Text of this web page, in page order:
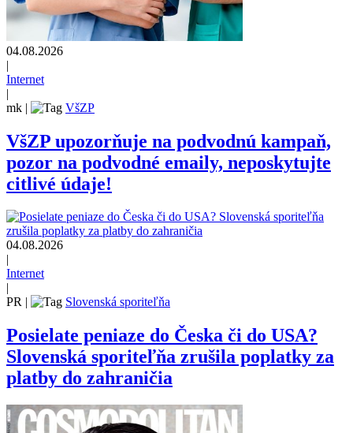
04.08.2026
|
Internet
|
mk | VšZP
VšZP upozorňuje na podvodnú kampaň,
pozor na podvodné emaily, neposkytujte
citlivé údaje!
04.08.2026
Internet
PR
Slovenská sporiteľňa
Posielate peniaze do Česka či do USA?
Slovenská sporiteľňa zrušila poplatky za
platby do zahraničia